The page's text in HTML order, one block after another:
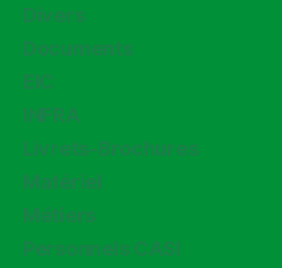
Divers
Documents
EIC
INFRA
Livrets-Brochures
Matériel
Métiers
Personnels CASI